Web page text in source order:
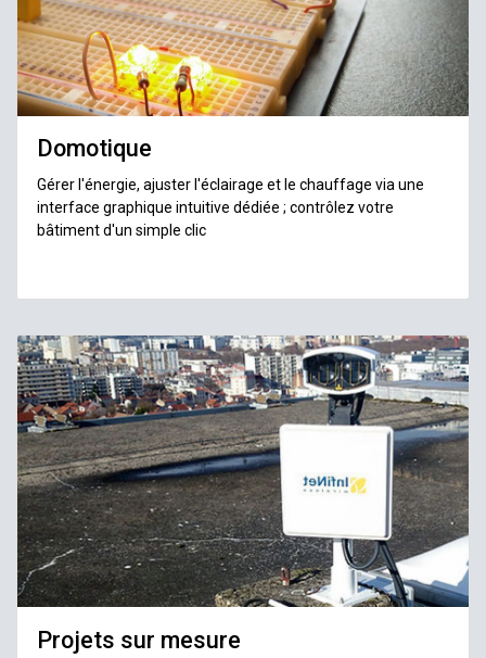
Domotique
Gérer l'énergie, ajuster l'éclairage et le chauffage via une
interface graphique intuitive dédiée ; contrôlez votre
bâtiment d'un simple clic
Projets sur mesure